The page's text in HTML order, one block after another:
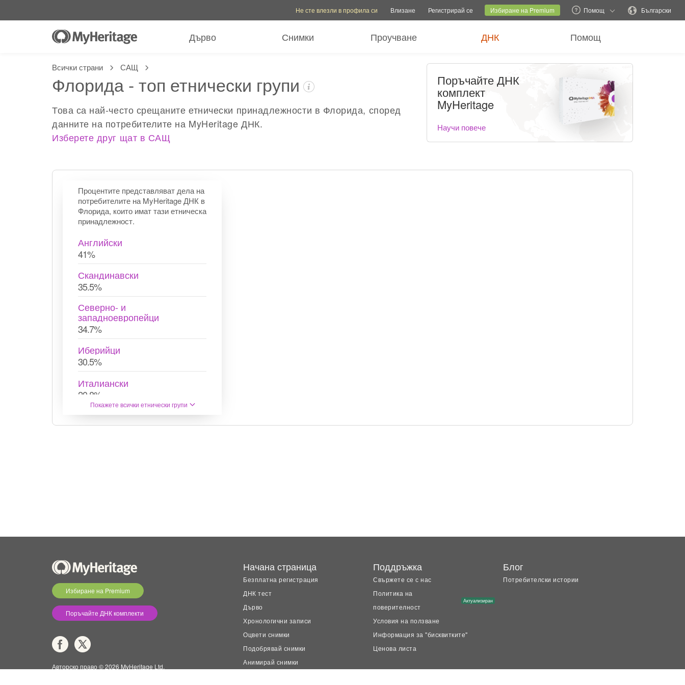
Текущ сайтСмяна на езика
Не сте влезли в профила си Влизане Регистрирай се Избиране на Premium Помощ Български
Дърво Снимки Проучване ДНК Помощ
Всички страни САЩ
Флорида - топ етнически групи
Това са най-често срещаните етнически принадлежности в Флорида, според
данните на потребителите на MyHeritage ДНК.
Изберете друг щат в САЩ
Поръчайте ДНК
комплект
MyHeritage
Научи повече
Процентите представляват дела на
потребителите на MyHeritage ДНК в
Флорида, които имат тази етническа
принадлежност.
Английски
41%
Скандинавски
35.5%
Северно- и
западноевропейци
34.7%
Иберийци
30.5%
Италиански
20.8%
Покажете всички етнически групи
Избиране на Premium
Поръчайте ДНК комплекти
Авторско право © 2026 MyHeritage Ltd.
Начана страница
Безплатна регистрация
ДНК тест
Дърво
Хронологични записи
Оцвети снимки
Подобрявай снимки
Анимирай снимки
Поддръжка
Свържете се с нас
Политика на
поверителност
Актуализиран
Условия на ползване
Информация за "бисквитките"
Ценова листа
Блог
Потребителски истории